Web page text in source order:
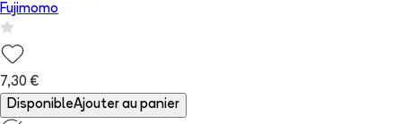
Fujimomo
7,30 €
DisponibleAjouter au panier